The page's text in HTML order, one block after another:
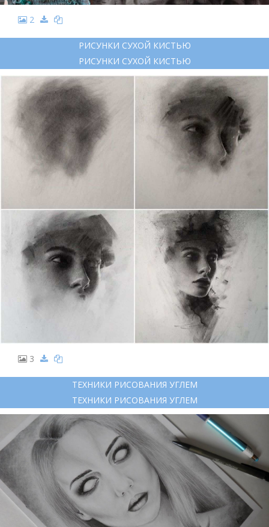
2
РИСУНКИ СУХОЙ КИСТЬЮ
РИСУНКИ СУХОЙ КИСТЬЮ
3
ТЕХНИКИ РИСОВАНИЯ УГЛЕМ
ТЕХНИКИ РИСОВАНИЯ УГЛЕМ